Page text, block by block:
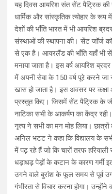
यह दिवस आयरिश संत सेंट पैट्रिक की
धार्मिक और सांस्कृतिक त्योहार के रूप
देशों की भाँति भारत में भी आयरिश
संस्थाओं की स्थापना की। सेंट जॉर्ज
से एक है। आयरलैंड की भाँति यहाँ भी
मनाया जाता है। इस वर्ष आयरिश
में अपनी सेवा के 150 वर्ष पूरे करने
खास हो जाता है। इस अवसर पर
प्रस्तुत किए। जिसमें सेंट पैट्रिक के
नाटिका सभी के आकर्षण का केंद्र रही।
नृत्य ने सभी का मन मोह लिया।
अनिल भटट ने कहा कि विद्यालय के
में पढ़ रहे हैं जो कि चारों तरफ हरियाली
धड़ाधड़ पेड़ों के कटान के कारण गर्मी
उगने वाले बुरांश के फूल समय से पूर्व
गंभीरता से विचार करना होगा।